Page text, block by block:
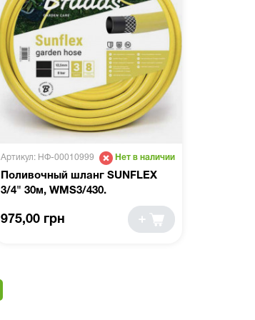
Артикул: НФ-00010999 Нет в наличии
Поливочный шланг SUNFLEX
3/4" 30м, WMS3/430.
975,00 грн